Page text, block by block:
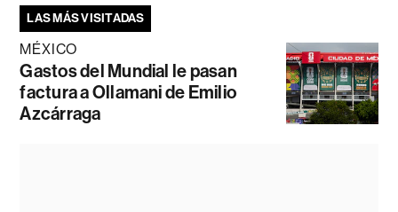
LAS MÁS VISITADAS
MÉXICO
Gastos del Mundial le pasan
factura a Ollamani de Emilio
Azcárraga